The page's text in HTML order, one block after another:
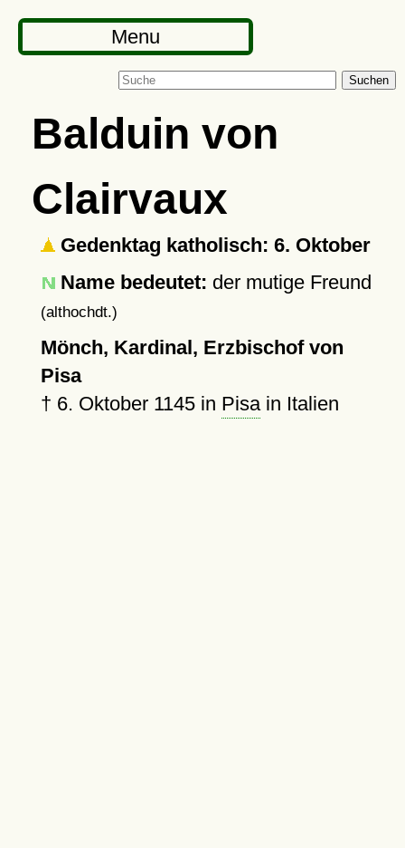
Menu
Suchen
Balduin von
Clairvaux
Gedenktag katholisch: 6. Oktober
Name bedeutet: der mutige Freund
(althochdt.)
Mönch, Kardinal, Erzbischof von
Pisa
† 6. Oktober 1145in Pisain Italien